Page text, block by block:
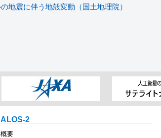
地震に伴う地殻変動（国土地理院）
ALOS-2
概要